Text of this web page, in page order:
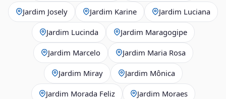
Jardim Josely Jardim Karine Jardim Luciana
Jardim Lucinda Jardim Maragogipe
Jardim Marcelo Jardim Maria Rosa
Jardim Miray Jardim Mônica
Jardim Morada Feliz Jardim Moraes